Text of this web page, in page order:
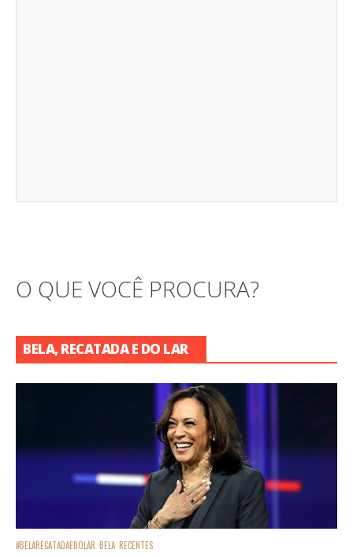
O QUE VOCÊ PROCURA?
BELA, RECATADA E DO LAR
#BELARECATADAEDOLAR BELA RECENTES